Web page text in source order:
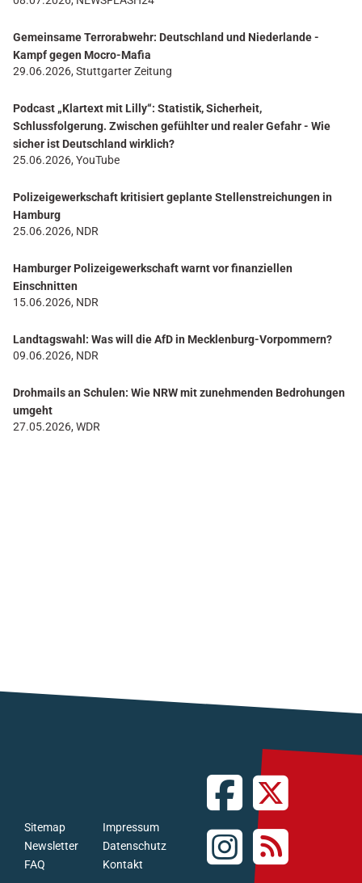
Gemeinsame Terrorabwehr: Deutschland und Niederlande -
Kampf gegen Mocro-Mafia
29.06.2026, Stuttgarter Zeitung
Podcast „Klartext mit Lilly“: Statistik, Sicherheit,
Schlussfolgerung. Zwischen gefühlter und realer Gefahr - Wie
sicher ist Deutschland wirklich?
25.06.2026, YouTube
Polizeigewerkschaft kritisiert geplante Stellenstreichungen in
Hamburg
25.06.2026, NDR
Hamburger Polizeigewerkschaft warnt vor finanziellen
Einschnitten
15.06.2026, NDR
Landtagswahl: Was will die AfD in Mecklenburg-Vorpommern?
09.06.2026, NDR
Drohmails an Schulen: Wie NRW mit zunehmenden Bedrohungen
umgeht
27.05.2026, WDR
FAQ
Newsletter
Sitemap
Kontakt
Datenschutz
Impressum